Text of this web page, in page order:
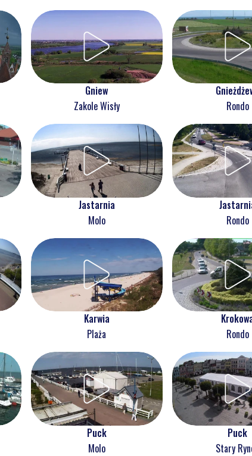
Gniew
Zakole Wisły
Rondo
Jastarnia
Molo
Rondo
Karwia
Plaża
Rondo
Puck
Molo
Puck
Stary